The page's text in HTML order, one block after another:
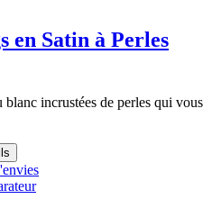
en Satin à Perles
blanc incrustées de perles qui vous